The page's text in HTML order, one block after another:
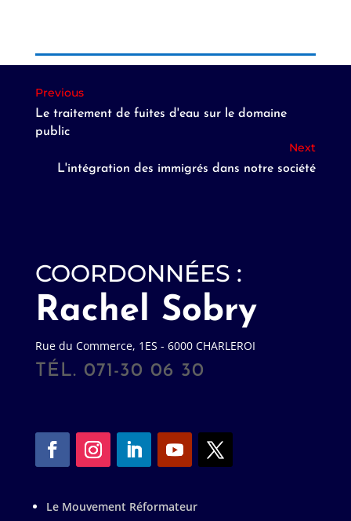
Le traitement de fuites d'eau sur le domaine
public
L'intégration des immigrés dans notre société
COORDONNÉES :
Rachel Sobry
Rue du Commerce, 1ES - 6000 CHARLEROI
TÉL. 071-30 06 30
Le Mouvement Réformateur